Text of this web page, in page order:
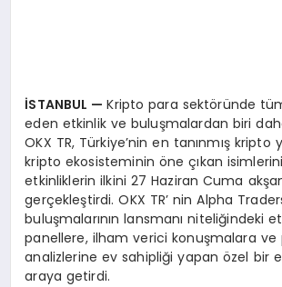
İSTANBUL —Kripto para sektöründe
eden etkinlik ve buluşmalardan biri
OKX TR, Türkiye’nin en tanınmış kripto
kripto ekosisteminin öne çıkan
etkinliklerin ilkini 27 Haziran Cuma
gerçekleştirdi. OKX TR’ nin Alpha
buluşmalarının lansmanı niteliğindeki
panellere, ilham verici konuşmalara ve
analizlerine ev sahipliği yapan özel bir
araya getirdi.